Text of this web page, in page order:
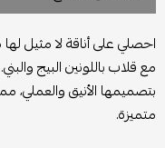
احصلي على أناقة لا مثيل
مع قلاب باللونين البيج
بتصميمها الأنيق والعملي،
متميزة.